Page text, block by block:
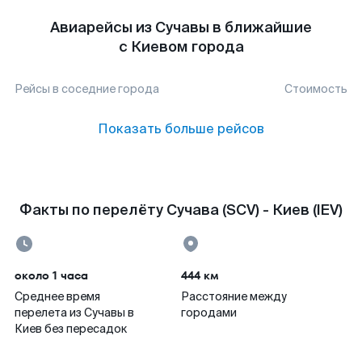
Авиарейсы из Сучавы в ближайшие
с Киевом города
Рейсы в соседние города Стоимость
Показать больше рейсов
Факты по перелёту Сучава (SCV) - Киев (IEV)
около 1 часа
Среднее время
перелета из Сучавы в
Киев без пересадок
444 км
Расстояние между
городами